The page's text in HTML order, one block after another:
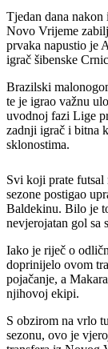
Tjedan dana nakon
Novo Vrijeme
prvaka napustio je
igrač šibenske
Brazilski
te je igrao važnu
uvodnoj fazi Lige
zadnji igrač i bitna
sklonostima.
Svi koji prate futsal
sezone postigao
Baldekinu. Bilo je
nevjerojatan gol sa
Iako je riječ o
doprinijelo ovom
pojačanje, a
njihovoj ekipi.
S obzirom na vrlo
sezonu, ovo je